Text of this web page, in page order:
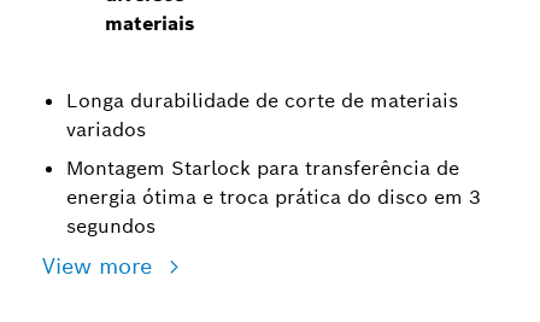
materiais
Longa durabilidade de corte de materiais
variados
Montagem Starlock para transferência de
energia ótima e troca prática do disco em 3
segundos
View more